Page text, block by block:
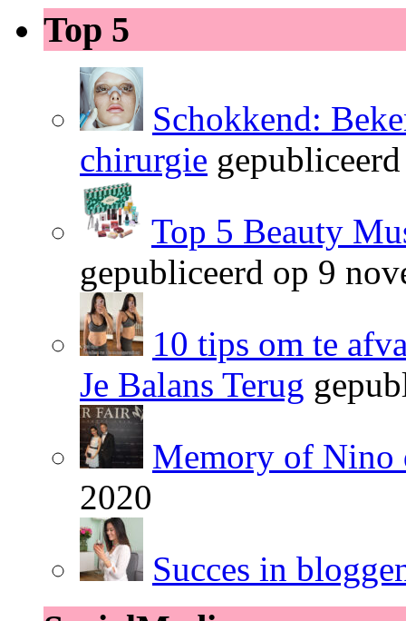
Top 5
Schokkend:
chirurgie
Top 5 Beauty
gepubliceerd op 9
10 tips om te
Je Balans Terug
Memory of Nino
2020
Succes in